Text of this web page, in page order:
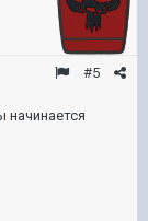
#5
начинается